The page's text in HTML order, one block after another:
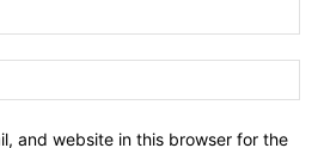
and website in this browser for the